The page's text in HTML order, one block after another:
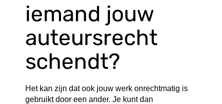
iemand jouw
auteursrecht
schendt?
Het kan zijn dat ook jouw werk onrechtmatig is
gebruikt door een ander. Je kunt dan